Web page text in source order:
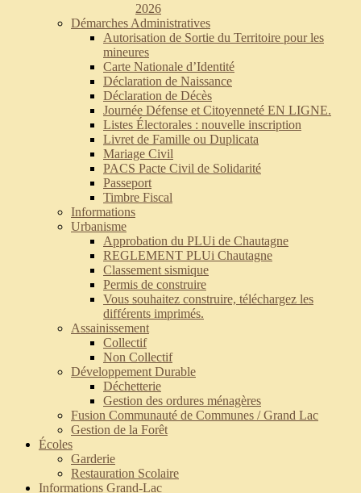
2026
Démarches Administratives
Autorisation de Sortie du Territoire pour les
mineures
Carte Nationale d’Identité
Déclaration de Naissance
Déclaration de Décès
Journée Défense et Citoyenneté EN LIGNE.
Listes Électorales : nouvelle inscription
Livret de Famille ou Duplicata
Mariage Civil
PACS Pacte Civil de Solidarité
Passeport
Timbre Fiscal
Informations
Urbanisme
Approbation du PLUi de Chautagne
REGLEMENT PLUi Chautagne
Classement sismique
Permis de construire
Vous souhaitez construire, téléchargez les
différents imprimés.
Assainissement
Collectif
Non Collectif
Développement Durable
Déchetterie
Gestion des ordures ménagères
Fusion Communauté de Communes / Grand Lac
Gestion de la Forêt
Écoles
Garderie
Restauration Scolaire
Informations Grand-Lac